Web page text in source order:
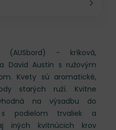
(AUSbord) - kríková,
David Austin s ružovým
Kvety sú aromatické,
starých ruží. Kvitne
na výsadbu do
s podielom trvaliek a
iných kvitnúcich krov